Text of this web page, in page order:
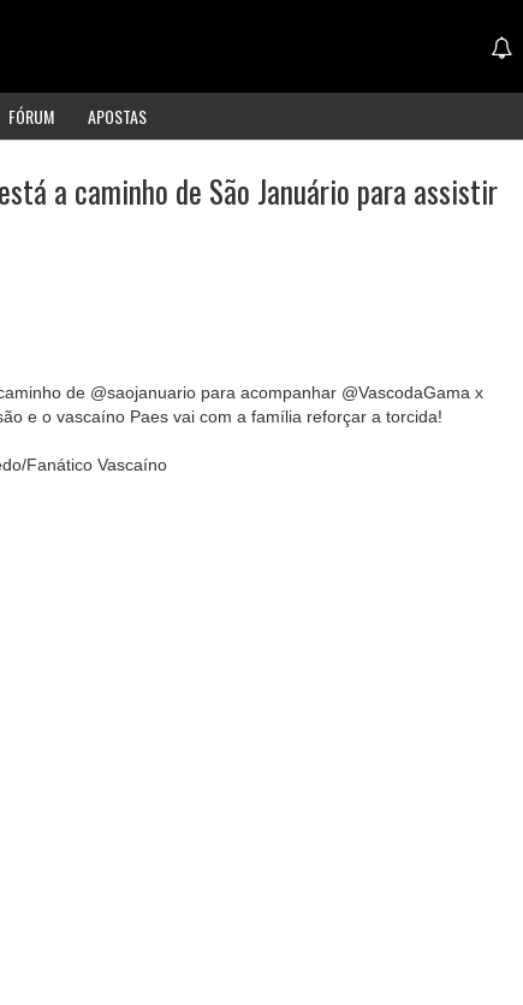
FÓRUM APOSTAS
a caminho de São Januário para assistir
de @saojanuario para acompanhar @VascodaGama x
e o vascaíno Paes vai com a família reforçar a torcida!
Fanático Vascaíno